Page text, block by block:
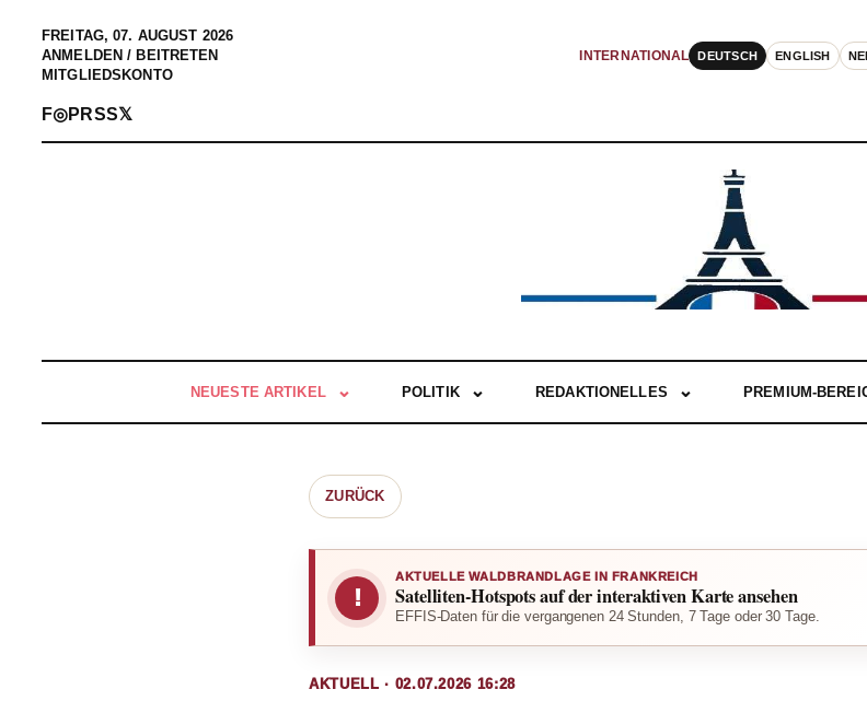
FREITAG, 07. AUGUST 2026
ANMELDEN / BEITRETEN
MITGLIEDSKONTO
INTERNATIONAL DEUTSCH ENGLISH
F◎PRSS𝕏
NEUESTE ARTIKEL POLITIK REDAKTIONELLES PREMIUM-
ZURÜCK
!
AKTUELLE WALDBRANDLAGE IN FRANKREICH
Satelliten-Hotspots auf der interaktiven Karte ansehen
EFFIS-Daten für die vergangenen 24 Stunden, 7 Tage oder 30 Tage.
AKTUELL · 02.07.2026 16:28